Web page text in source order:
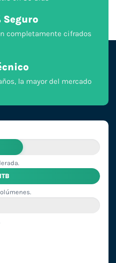
Seguro
completamente cifrados
la mayor del mercado